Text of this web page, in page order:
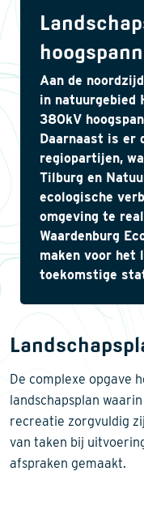
Aan de
in natuurgebied
380kV
Daarnaast is er
regiopartijen,
Tilburg en
ecologische
omgeving te
Waardenburg
maken voor het
toekomstige
De complexe opgave
landschapsplan
recreatie zorgvuldig
van taken bij
afspraken gemaakt.